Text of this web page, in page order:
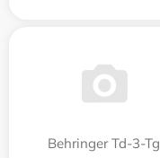
Behringer Td-3-Tg